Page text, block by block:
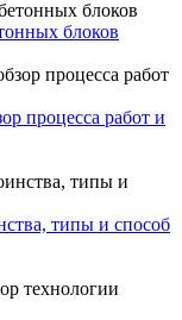
блоков
процесса работ и
типы и способ